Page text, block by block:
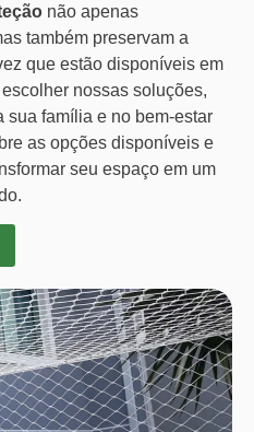
não apenas
também preservam a
que estão disponíveis em
nossas soluções,
sua família e no bem-estar
as opções disponíveis e
seu espaço em um